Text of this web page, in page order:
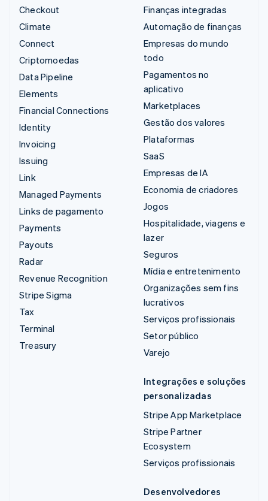
Checkout
Climate
Connect
Criptomoedas
Data Pipeline
Elements
Financial Connections
Identity
Invoicing
Issuing
Link
Managed Payments
Links de pagamento
Payments
Payouts
Radar
Revenue Recognition
Stripe Sigma
Tax
Terminal
Treasury
Finanças integradas
Automação de finanças
Empresas do mundo
todo
Pagamentos no
aplicativo
Marketplaces
Gestão dos valores
Plataformas
SaaS
Empresas de IA
Economia de criadores
Jogos
Hospitalidade, viagens e
lazer
Seguros
Mídia e entretenimento
Organizações sem fins
lucrativos
Serviços profissionais
Setor público
Varejo
Integrações e soluções
personalizadas
Stripe App Marketplace
Stripe Partner
Ecosystem
Serviços profissionais
Desenvolvedores